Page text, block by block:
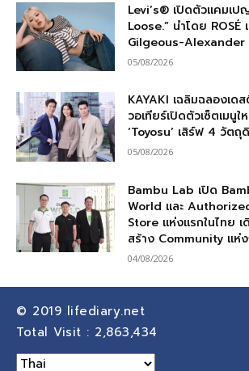
Levi’s® เปิดตัวแคมเ
Loose.” นำโดย ROSÉ
Gilgeous-Alexander
05/08/2026
KAYAKI เฉลิมฉลองเด
วอเทียร์เปิดตัวเซ็ตเมนูใ
‘Toyosu’ เสิร์ฟ 4 วัตถุ
05/08/2026
Bambu Lab เปิด
World และ
Store แห่งแรกในไทย เ
สร้าง Community แห่ง
04/08/2026
© 2019 lifediary.net
Total Visit : 2,863,434